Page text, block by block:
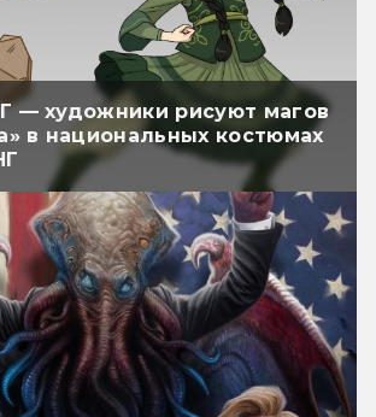
— художники рисуют магов
в национальных костюмах